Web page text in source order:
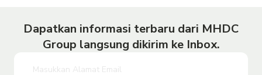
Dapatkan informasi terbaru dari MHDC
Group langsung dikirim ke Inbox.